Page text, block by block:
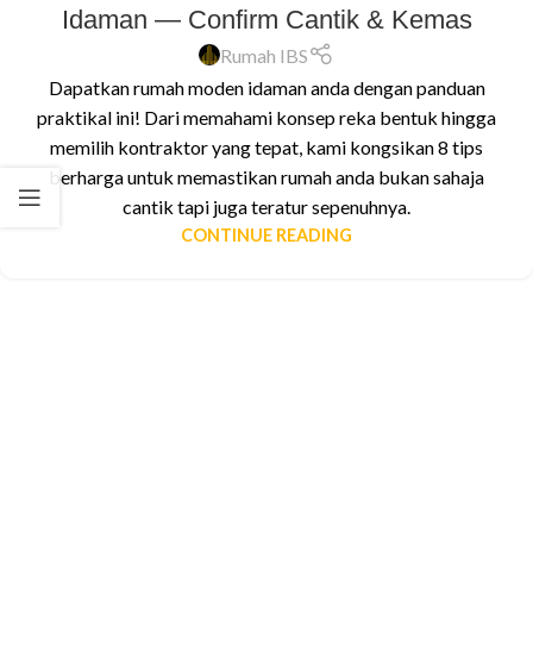
Idaman — Confirm Cantik & Kemas
Rumah IBS
Dapatkan rumah moden idaman anda dengan panduan
praktikal ini! Dari memahami konsep reka bentuk hingga
memilih kontraktor yang tepat, kami kongsikan 8 tips
berharga untuk memastikan rumah anda bukan sahaja
cantik tapi juga teratur sepenuhnya.
CONTINUE READING